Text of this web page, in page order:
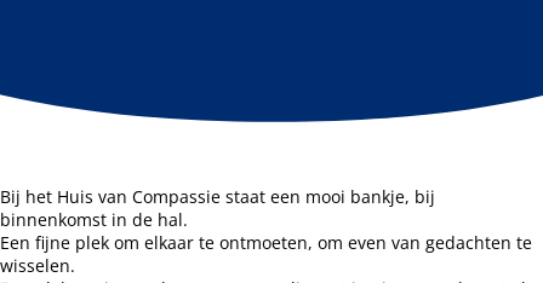
Bij het Huis van Compassie staat een mooi bankje, bij
binnenkomst in de hal.
Een fijne plek om elkaar te ontmoeten, om even van gedachten te
wisselen.